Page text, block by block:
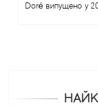
Doré випущено у